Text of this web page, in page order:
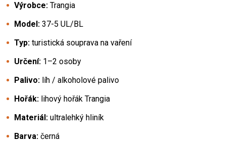
Výrobce: Trangia
Model: 37-5 UL/BL
Typ: turistická souprava na vaření
Určení: 1–2 osoby
Palivo: líh / alkoholové palivo
Hořák: lihový hořák Trangia
Materiál: ultralehký hliník
Barva: černá